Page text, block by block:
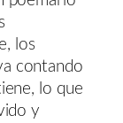
los
contando
lo que
y